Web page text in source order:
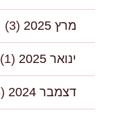
מרץ 2025 (3)
ינואר 2025 (1)
דצמבר 2024 (3)